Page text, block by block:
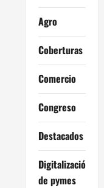
Agro
Coberturas
Comercio
Congreso
Destacados
Digitalización
de pymes